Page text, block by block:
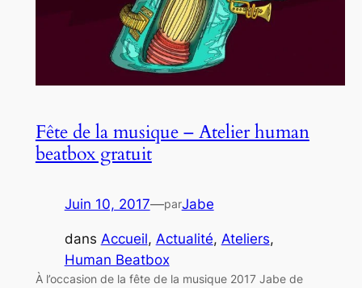
Fête de la musique – Atelier human
beatbox gratuit
Juin 10, 2017—parJabe
dans Accueil, Actualité, Ateliers
Human Beatbox
À l’occasion de la fête de la musique 2017 Jabe de